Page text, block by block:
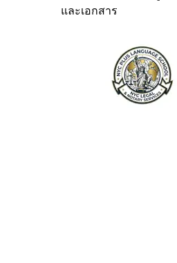
และเอกสาร